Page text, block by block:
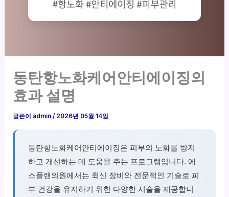
동탄항노화케어안티에이징의
효과 설명
글쓴이 admin/ 2026년 05월 14일
동탄항노화케어안티에이징은 피부의 노화를 방지
하고 개선하는 데 도움을 주는 프로그램입니다. 에
스플랜의원에서는 최신 장비와 전문적인 기술로 피
부 건강을 유지하기 위한 다양한 시술을 제공합니